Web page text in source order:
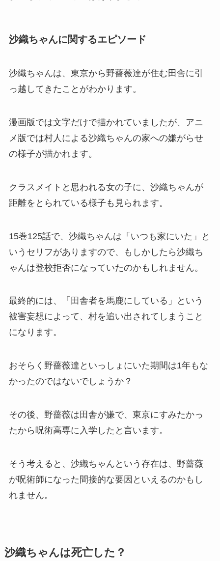
沙織ちゃんに関するエピソード
沙織ちゃんは、東京から野薔薇達が住む田舎に引
っ越してきたことがわかります。
漫画版では文字だけで描かれていましたが、アニ
メ版では村人による沙織ちゃんの家への嫌がらせ
の様子が描かれます。
クラスメイトと思われる女の子に、沙織ちゃんが
距離をとられている様子も見られます。
15巻125話で、沙織ちゃんは「いつも家にいた」と
いうセリフがありますので、もしかしたら沙織ち
ゃんは登校拒否になっていたのかもしれません。
最終的には、「田舎者を馬鹿にしている」という
被害妄想によって、村を追い出されてしまうこと
になります。
おそらく野薔薇達といっしょにいた期間は1年もな
かったのではないでしょうか？
その後、野薔薇は田舎が嫌で、東京にすみたかっ
たから呪術高専に入学したと言います。
そう考えると、沙織ちゃんという存在は、野薔薇
が呪術師になった間接的な要因といえるのかもし
れません。
沙織ちゃんは死亡した？